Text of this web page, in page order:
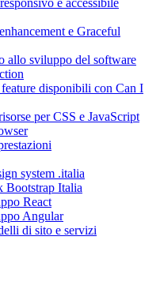
e accessibile
e Graceful
allo sviluppo del software
disponibili con Can I
per CSS e JavaScript
system .italia
Bootstrap Italia
React
Angular
di sito e servizi